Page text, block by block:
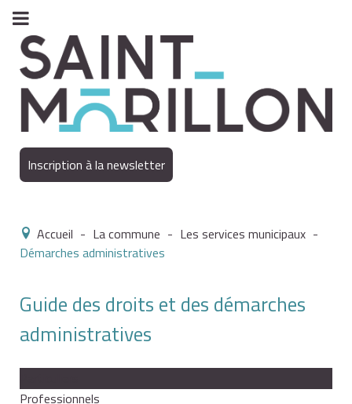
Inscription à la newsletter
Accueil - La commune - Les services municipaux -
Démarches administratives
Guide des droits et des démarches
administratives
Professionnels